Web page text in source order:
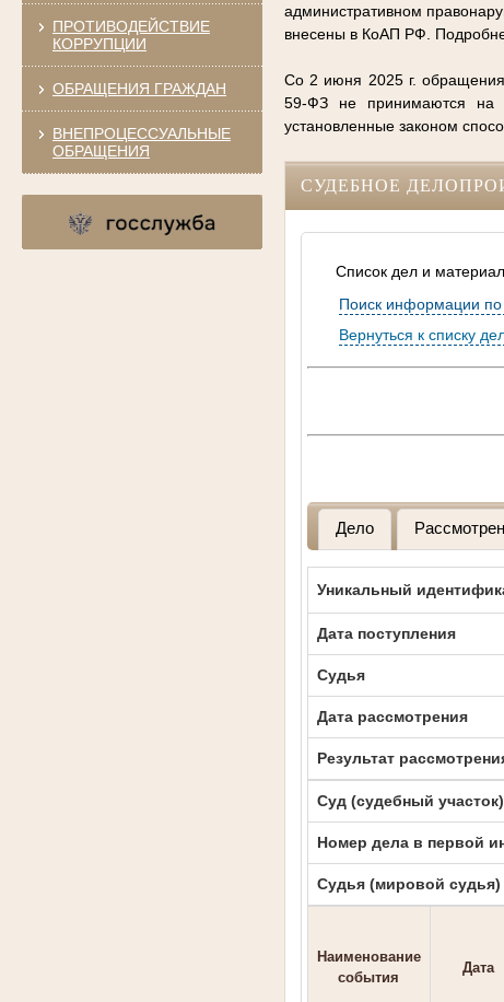
ПРОТИВОДЕЙСТВИЕ
КОРРУПЦИИ
ОБРАЩЕНИЯ ГРАЖДАН
ВНЕПРОЦЕССУАЛЬНЫЕ
ОБРАЩЕНИЯ
административном
внесены в КоАП РФ.
Со 2 июня 2025 г.
59-ФЗ не принимаются на
установленные законом
СУДЕБНОЕ
Список дел и
Поиск информации
Вернуться к списку
Дело
Уникальный
Дата поступления
Судья
Дата рассмотрения
Результат
Суд (судебный
Номер дела в первой
Судья (мировой судья)
Наименование
события
Дата